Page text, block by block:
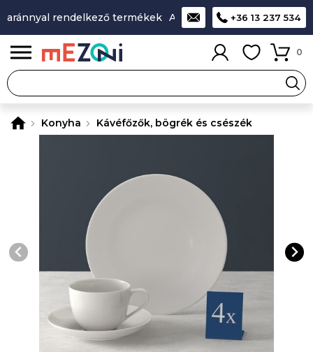
rendelkező termékek A legjobb design-minőség-ár
+36 13 237 534
0
Konyha Kávéfőzők, bögrék és csészék